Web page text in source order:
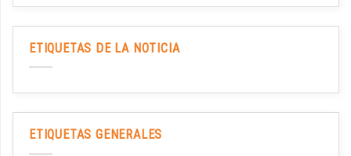
ETIQUETAS DE LA NOTICIA
ETIQUETAS GENERALES